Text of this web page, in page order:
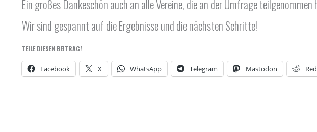
Ein großes Dankeschön auch an alle Vereine, die an der Umfrage
Wir sind gespannt auf die Ergebnisse und die nächsten Schritte!
TEILE DIESEN BEITRAG!
Facebook X WhatsApp Telegram Mastodon